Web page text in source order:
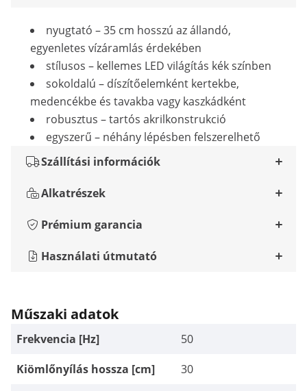
nyugtató – 35 cm hosszú az állandó,
egyenletes vízáramlás érdekében
stílusos – kellemes LED világítás kék színben
sokoldalú – díszítőelemként kertekbe,
medencékbe és tavakba vagy kaszkádként
robusztus – tartós akrilkonstrukció
egyszerű – néhány lépésben felszerelhető
Szállítási információk
Alkatrészek
Prémium garancia
Használati útmutató
Műszaki adatok
Frekvencia [Hz]
50
Kiömlőnyílás hossza [cm]
30